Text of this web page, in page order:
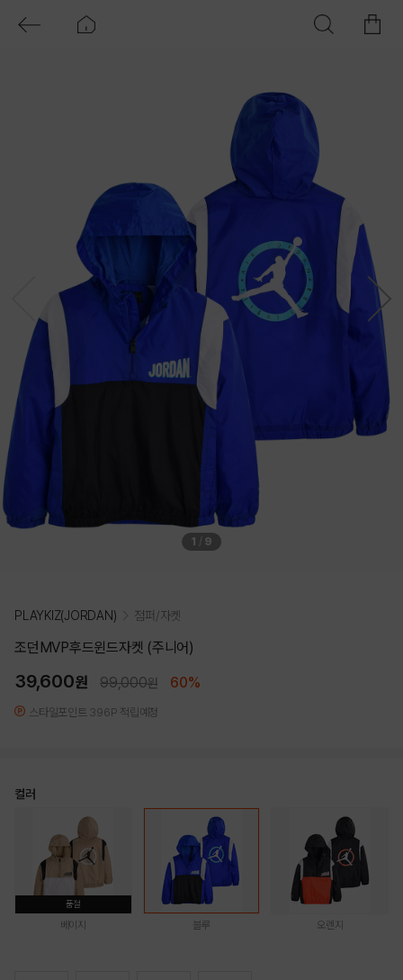
1 / 9
PLAYKIZ(JORDAN) 점퍼/자켓
조던MVP후드윈드자켓 (주니어)
39,600원 99,000원 60%
스타일포인트 396P 적립예정
컬러
품절
베이지 블루 오렌지